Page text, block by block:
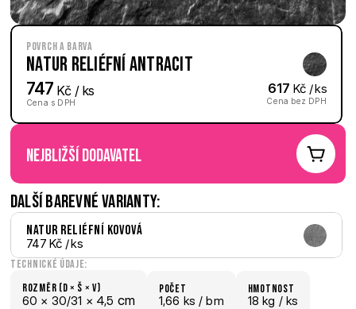
Povrch a barva
Natur reliéfní Antracit
747 Kč / ks
Cena s DPH
617 Kč / ks
Cena bez DPH
nejbližší dodavatel
Další barevné varianty:
Natur reliéfní Kovová
747 Kč / ks
Technické údaje:
Rozměr (D × š × V)
60 × 30/31 × 4,5 cm
počet
1,66 ks / bm
hmotnost
18 kg / ks